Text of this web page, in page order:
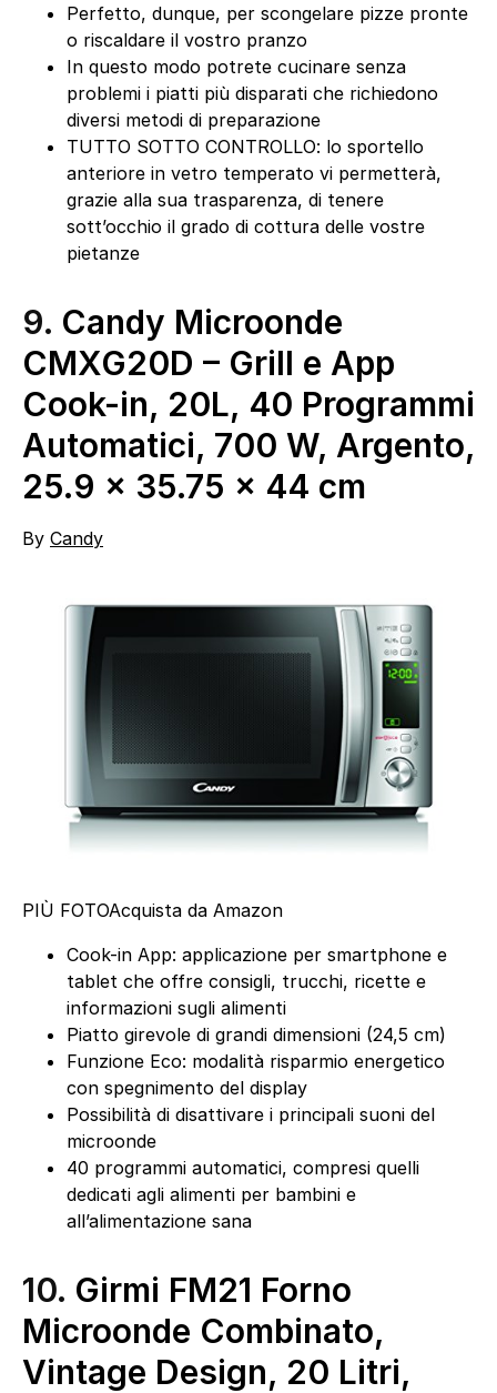
Perfetto, dunque, per scongelare pizze pronte
o riscaldare il vostro pranzo
In questo modo potrete cucinare senza
problemi i piatti più disparati che richiedono
diversi metodi di preparazione
TUTTO SOTTO CONTROLLO: lo sportello
anteriore in vetro temperato vi permetterà,
grazie alla sua trasparenza, di tenere
sott’occhio il grado di cottura delle vostre
pietanze
9. Candy Microonde
CMXG20D – Grill e App
Cook-in, 20L, 40 Programmi
Automatici, 700 W, Argento,
25.9 x 35.75 x 44 cm
By Candy
PIÙ FOTOAcquista da Amazon
Cook-in App: applicazione per smartphone e
tablet che offre consigli, trucchi, ricette e
informazioni sugli alimenti
Piatto girevole di grandi dimensioni (24,5 cm)
Funzione Eco: modalità risparmio energetico
con spegnimento del display
Possibilità di disattivare i principali suoni del
microonde
40 programmi automatici, compresi quelli
dedicati agli alimenti per bambini e
all’alimentazione sana
10. Girmi FM21 Forno
Microonde Combinato,
Vintage Design, 20 Litri,